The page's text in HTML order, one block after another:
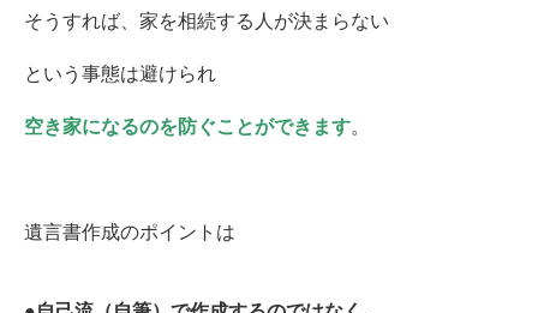
そうすれば、家を相続する人が決まらない
という事態は避けられ
空き家になるのを防ぐことができます。
遺言書作成のポイントは